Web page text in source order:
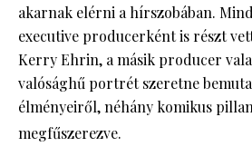
akarnak elérni a hírszobában.
executive producerként is részt
Kerry Ehrin, a másik producer
valósághű portrét szeretne
élményeiről, néhány komikus
megfűszerezve.